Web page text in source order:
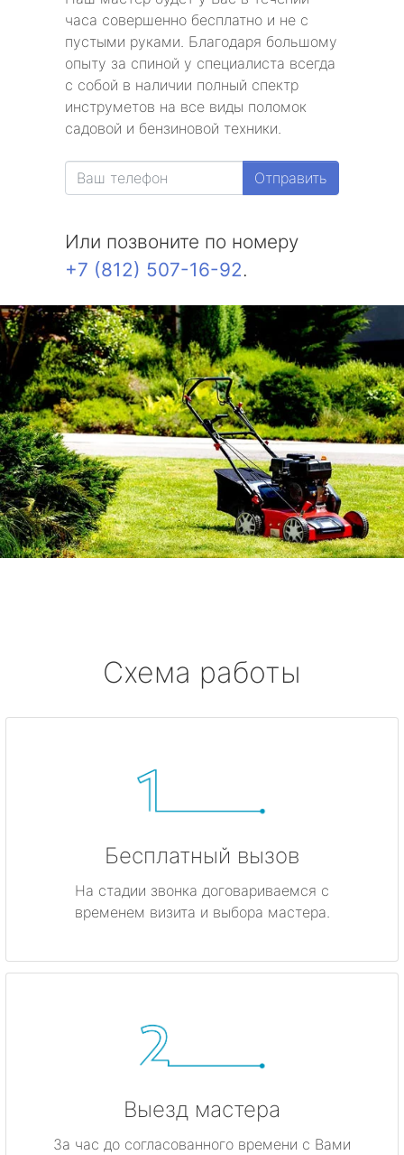
часа совершенно бесплатно и не с
пустыми руками. Благодаря большому
опыту за спиной у специалиста всегда
с собой в наличии полный спектр
инструметов на все виды поломок
садовой и бензиновой техники.
Отправить
Или позвоните по номеру
+7 (812) 507-16-92.
Схема работы
Бесплатный вызов
На стадии звонка договариваемся с
временем визита и выбора мастера.
Выезд мастера
За час до согласованного времени с Вами